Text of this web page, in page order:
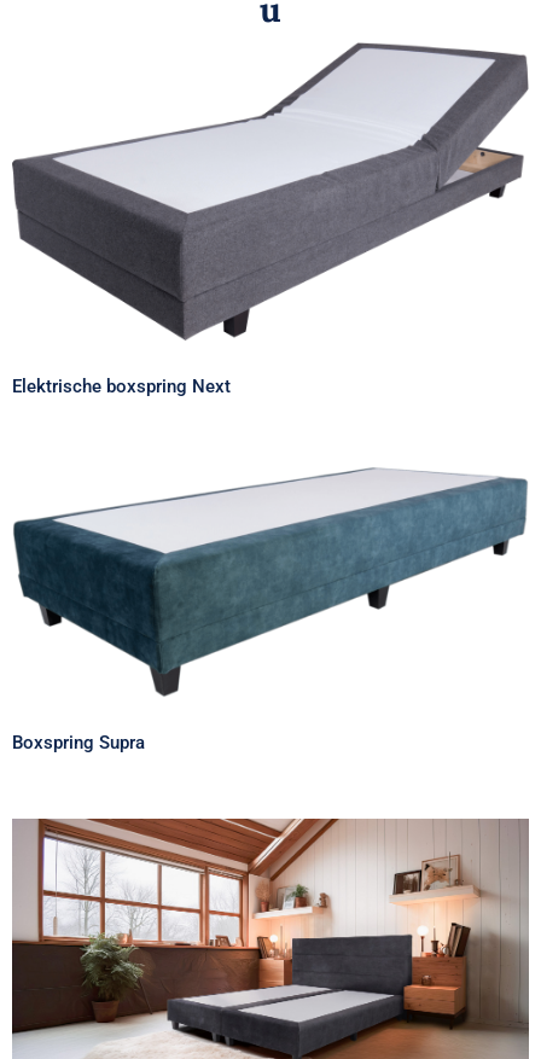
u
Elektrische boxspring Next
Elektrische boxspring Next
Boxspring Supra
Boxspring Supra
Hoofdbord met gestikte horizontale
banen